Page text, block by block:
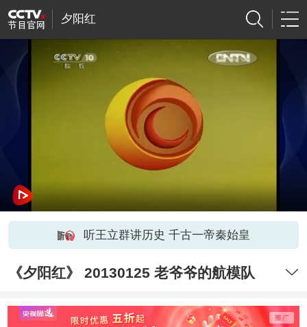
夕阳红
听王立群讲历史 千古一帝秦始皇
《夕阳红》 20130125 老爷爷的航模队